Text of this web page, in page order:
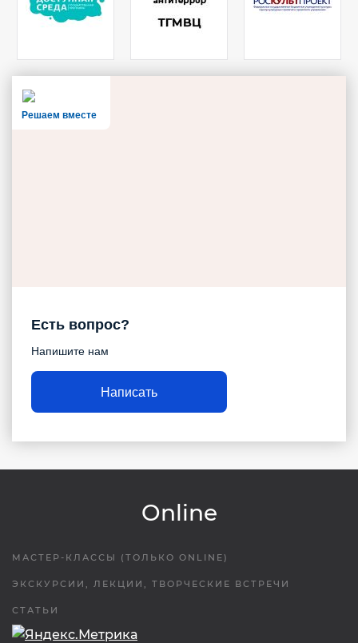
Решаем вместе
Есть вопрос?
Напишите нам
Написать
Online
МАСТЕР-КЛАССЫ (ТОЛЬКО ONLINE)
ЭКСКУРСИИ, ЛЕКЦИИ, ТВОРЧЕСКИЕ ВСТРЕЧИ
СТАТЬИ